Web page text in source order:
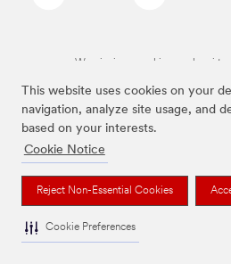
This website uses cookies on your
navigation, analyze site usage, and
based on your interests.
Cookie Notice
Reject Non-Essential Cookies
Cookie Preferences
Wymienione marki są znakami